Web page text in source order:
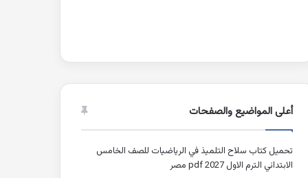
أعلى المواضيع والصفحات
تحميل كتاب سلاح التلميذ في الرياضيات للصف الخامس
الابتدائي الترم الاول 2027 pdf مصر